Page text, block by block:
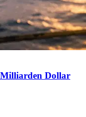
Milliarden Dollar